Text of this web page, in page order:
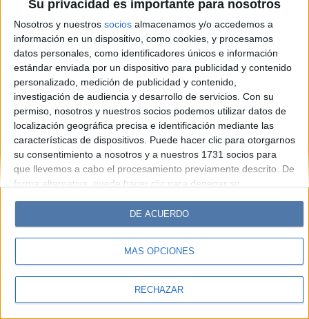
Su privacidad es importante para nosotros
Nosotros y nuestros socios almacenamos y/o accedemos a
información en un dispositivo, como cookies, y procesamos
datos personales, como identificadores únicos e información
estándar enviada por un dispositivo para publicidad y contenido
personalizado, medición de publicidad y contenido,
investigación de audiencia y desarrollo de servicios. Con su
permiso, nosotros y nuestros socios podemos utilizar datos de
localización geográfica precisa e identificación mediante las
características de dispositivos. Puede hacer clic para otorgarnos
su consentimiento a nosotros y a nuestros 1731 socios para
que llevemos a cabo el procesamiento previamente descrito. De
forma alternativa, puede hacer clic para denegar su
cambiar sus preferencias antes de otorgar su consentimiento.
Tenga en cuenta que algún procesamiento de sus datos
personales puede no requerir de su consentimiento, pero usted
tiene el derecho de rechazar tal procesamiento. Sus
sus preferencias o retirar su consentimiento en cualquier
MÁS OPCIONES
RECHAZAR
DE ACUERDO
Hombre
Parabrisas
Look
Luz Mía Lunateen Break BATimes
© Perfil.com 2006-2019 - Todos los derechos reservados
Registro de Propiedad Intelectual: Nro. 5346433